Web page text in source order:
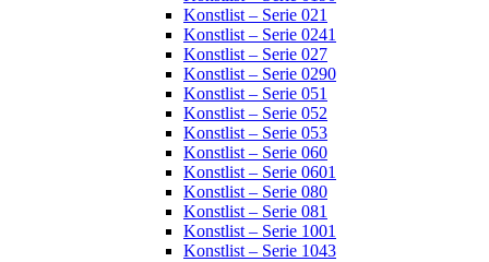
Konstlist – Serie 021
Konstlist – Serie 0241
Konstlist – Serie 027
Konstlist – Serie 0290
Konstlist – Serie 051
Konstlist – Serie 052
Konstlist – Serie 053
Konstlist – Serie 060
Konstlist – Serie 0601
Konstlist – Serie 080
Konstlist – Serie 081
Konstlist – Serie 1001
Konstlist – Serie 1043